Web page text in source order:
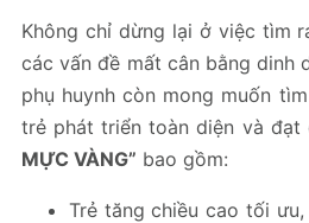
Không chỉ dừng lại ở việc tìm
các vấn đề mất cân bằng dinh
phụ huynh còn mong muốn
trẻ phát triển toàn diện và đạt
MỰC VÀNG” bao gồm:
Trẻ tăng chiều cao tối